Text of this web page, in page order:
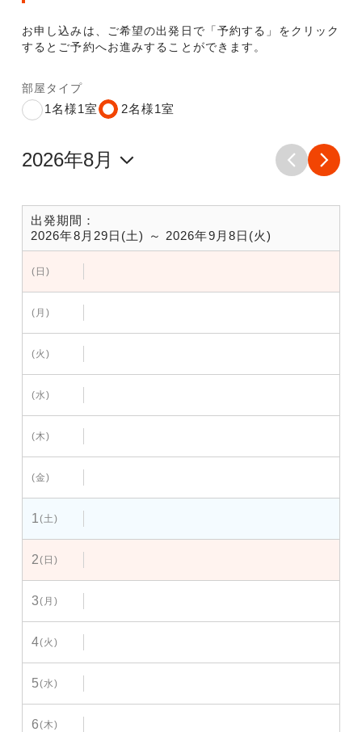
お申し込みは、ご希望の出発日で「予約する」をクリック
するとご予約へお進みすることができます。
部屋タイプ
1名様1室 2名様1室
出発期間：
2026年8月29日(土) ～ 2026年9月8日(火)
(日)
(月)
(火)
(水)
(木)
(金)
1(土)
2(日)
3(月)
4(火)
5(水)
6(木)